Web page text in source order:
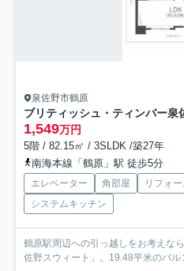
泉佐野市鶴原
ブリティッシュ・ティンバー泉
1,549万円
5階 / 82.15㎡ / 3SLDK /築27年
南海本線「鶴原」駅 徒歩5分
エレベーター 角部屋 リフォ
システムキッチン
鶴原駅周辺への引っ越しをお考えな
佐野スウィート」。19.48平米のバル